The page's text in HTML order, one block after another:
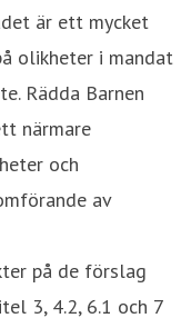
är ett mycket
olikheter i mandat
Rädda Barnen
närmare
och
av
på de förslag
3, 4.2, 6.1 och 7